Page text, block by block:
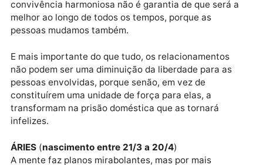
simpatia, no sexo ou afeto.
Relacionamentos precisam ser construídos através
combinados que não são perpétuos, porque também
tem isso, aquilo que nos parece ser uma forma de
convivência harmoniosa não é garantia de que será
melhor ao longo de todos os tempos, porque as
pessoas mudamos também.
não podem ser uma diminuição da liberdade para as